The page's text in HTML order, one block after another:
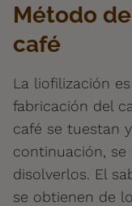
Método
café
La liofilización
fabricación del
café se tuestan
continuación, se
disolverlos. El
se obtienen de